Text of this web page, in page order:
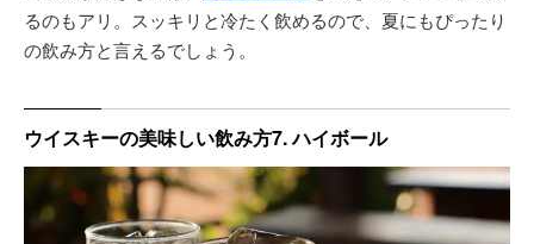
るのもアリ。スッキリと冷たく飲めるので、夏にもぴったり
の飲み方と言えるでしょう。
ウイスキーの美味しい飲み方7. ハイボール